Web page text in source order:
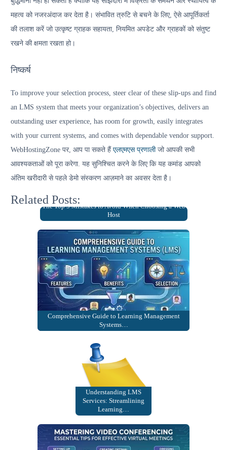
महत्व को नजरअंदाज कर देता है। संभावित त्रुटि से बचने के लिए, ऐसे आपूर्तिकर्ता
की तलाश करें जो उत्कृष्ट ग्राहक सहायता, नियमित अपडेट और ग्राहकों को संतुष्ट
रखने की क्षमता रखता हो।
निष्कर्ष
To improve your selection process, steer clear of these slip-ups and find
an LMS system that meets your organization’s objectives, delivers an
outstanding user experience, has room for growth, easily integrates
with your current systems, and comes with dependable vendor support.
WebHostingZone पर, आप पा सकते हैं एलएमएस प्रणालीजो आपकी सभी
आवश्यकताओं को पूरा करेगा. यह सुनिश्चित करने के लिए कि यह कमांड आपको
अंतिम खरीदारी से पहले डेमो संस्करण आज़माने का अवसर देता है।
Related Posts:
The Top 5 Mistakes to Avoid When Choosing a Web
Host
Comprehensive Guide to Learning Management
Systems…
Understanding LMS
Services: Streamlining
Learning…